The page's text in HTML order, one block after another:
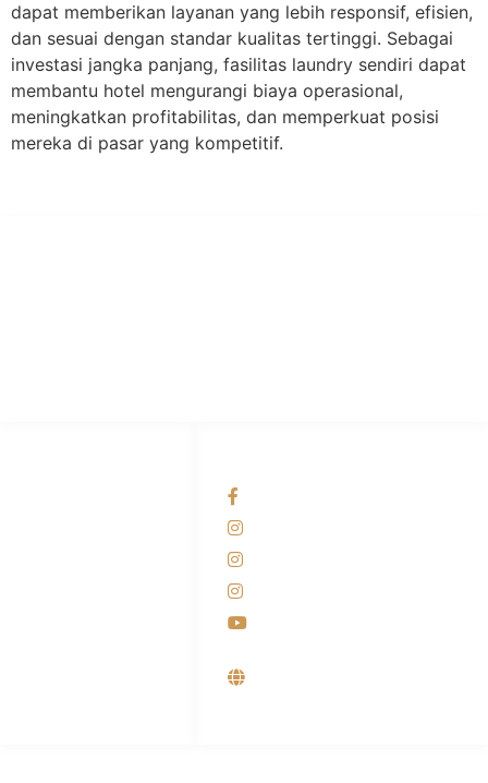
dapat memberikan layanan yang lebih responsif, efisien,
dan sesuai dengan standar kualitas tertinggi. Sebagai
investasi jangka panjang, fasilitas laundry sendiri dapat
membantu hotel mengurangi biaya operasional,
meningkatkan profitabilitas, dan memperkuat posisi
mereka di pasar yang kompetitif.